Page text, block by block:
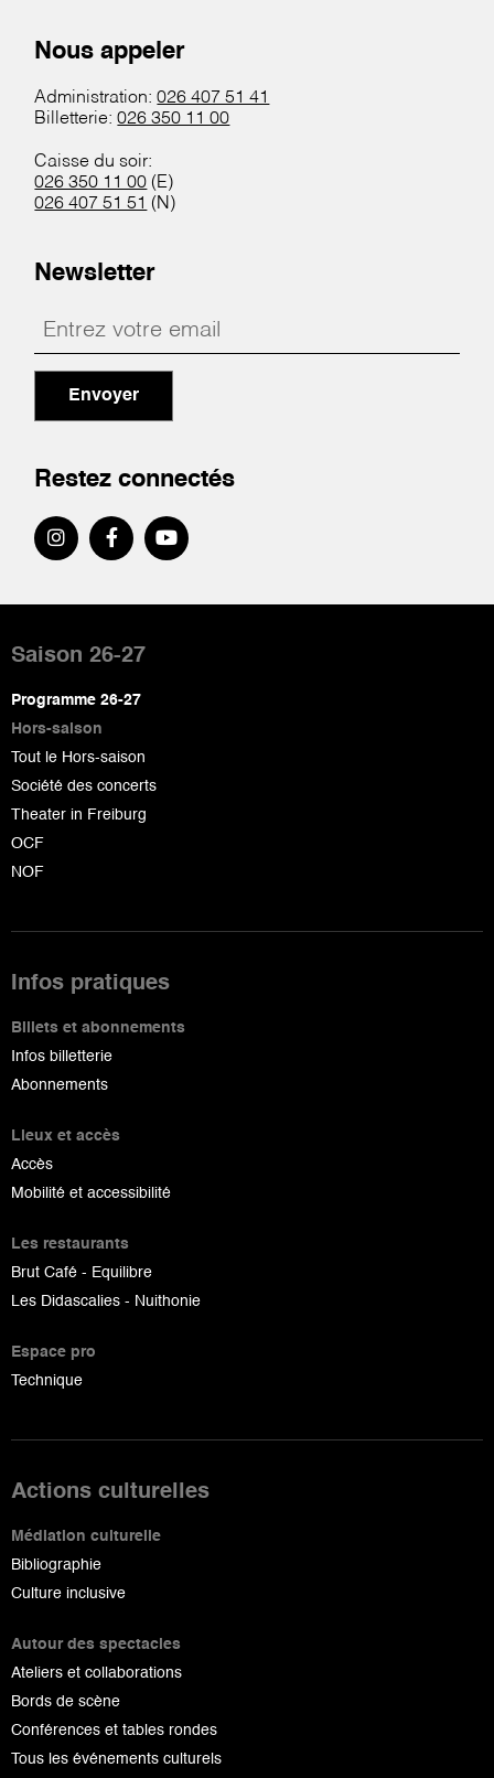
Nous appeler
Administration:026 407 51 41
Billetterie:026 350 11 00
Caisse du soir:
026 350 11 00 (E)
026 407 51 51 (N)
Newsletter
Envoyer
Restez connectés
de
page
Saison 26-27
Programme 26-27
Hors-saison
Tout le Hors-saison
Société des concerts
Theater in Freiburg
OCF
NOF
Infos pratiques
Billets et abonnements
Infos billetterie
Abonnements
Lieux et accès
Accès
Mobilité et accessibilité
Les restaurants
Brut Café - Equilibre
Les Didascalies - Nuithonie
Espace pro
Technique
Actions culturelles
Médiation culturelle
Bibliographie
Culture inclusive
Autour des spectacles
Ateliers et collaborations
Bords de scène
Conférences et tables rondes
Tous les événements culturels